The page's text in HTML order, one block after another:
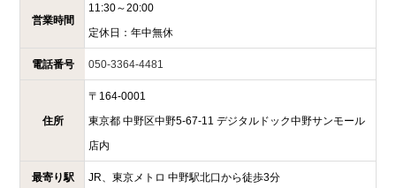
営業時間
11:30～20:00
定休日： 年中無休
電話番号 050-3364-4481
住所
〒 164-0001
東京都 中野区中野5-67-11 デジタルドック中野サンモール
店内
最寄り駅 JR、東京メトロ 中野駅北口から徒歩3分